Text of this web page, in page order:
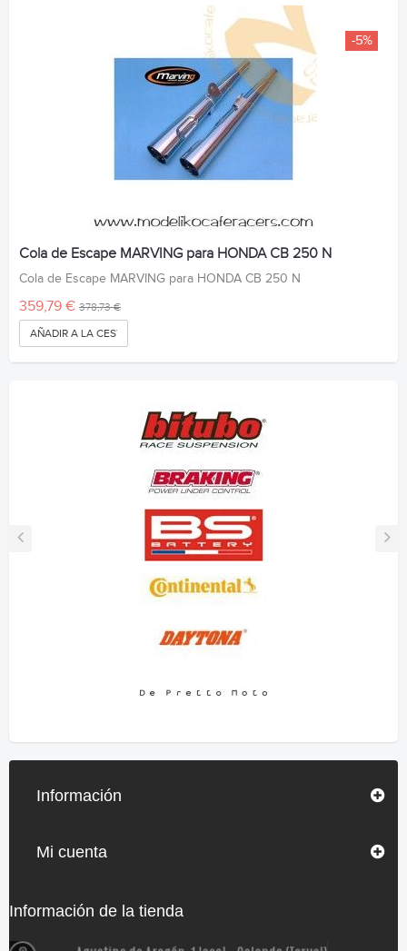
-5%
Cola de Escape MARVING para HONDA CB 250 N
Cola de Escape MARVING para HONDA CB 250 N
359,79 € 378,73 €
AÑADIR A LA CESTA
Información
Mi cuenta
Información de la tienda